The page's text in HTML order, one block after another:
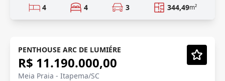
4 4 3 344,49m²
LANÇAMENTO
Vídeo
Lançamento
PENTHOUSE ARC DE LUMIÉRE
R$ 11.190.000,00
Meia Praia - Itapema/SC